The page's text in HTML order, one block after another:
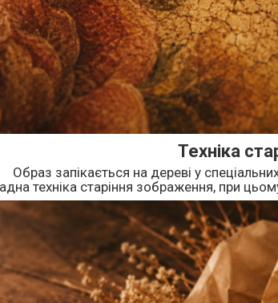
Техніка
Образ запікається на дереві у
техніка старіння зображення, при